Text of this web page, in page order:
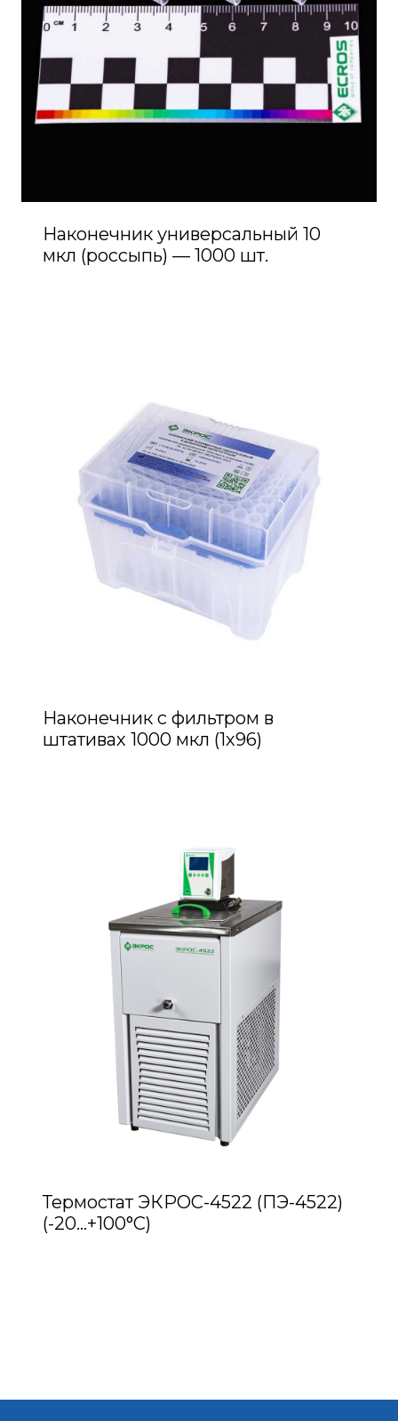
Наконечник универсальный 10
мкл (россыпь) — 1000 шт.
Наконечник с фильтром в
штативах 1000 мкл (1х96)
Термостат ЭКРОС-4522 (ПЭ-4522)
(-20…+100°С)